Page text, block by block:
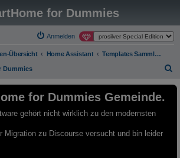
for Dummies
Anmelden
Übersicht Home Assistant Templates Sammlung - Archiv - Nur Lesemodus
Dummies
for Dummies Gemeinde.
gehört nicht wirklich zu den modernsten
Migration zu Discourse versucht und bin leider